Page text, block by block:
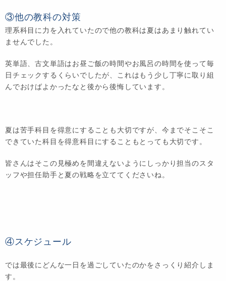
③他の教科の対策
理系科目に力を入れていたので他の教科は夏はあまり触れてい
ませんでした。
英単語、古文単語はお昼ご飯の時間やお風呂の時間を使って毎
日チェックするくらいでしたが、これはもう少し丁寧に取り組
んでおけばよかったなと後から後悔しています。
夏は苦手科目を得意にすることも大切ですが、今までそこそこ
できていた科目を得意科目にすることもとっても大切です。
皆さんはそこの見極めを間違えないようにしっかり担当のスタ
ッフや担任助手と夏の戦略を立ててくださいね。
④スケジュール
では最後にどんな一日を過ごしていたのかをさっくり紹介しま
す。